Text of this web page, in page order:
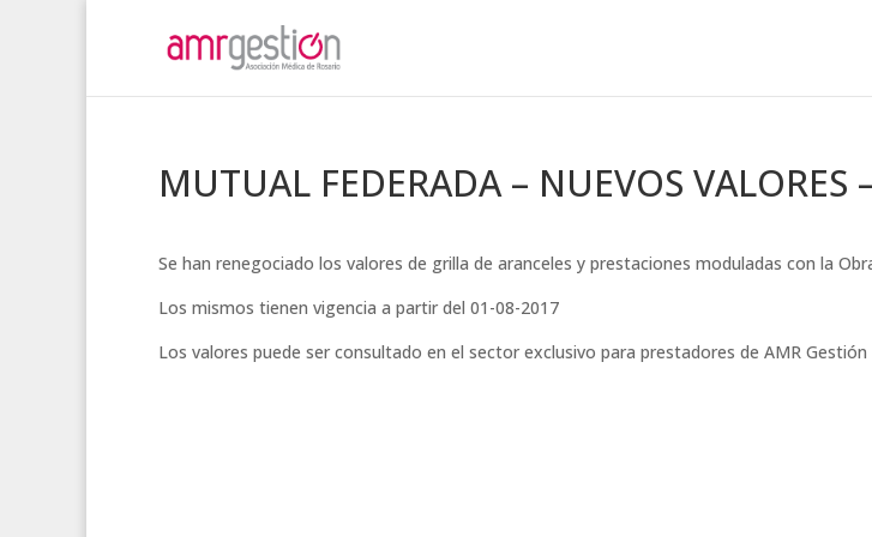
MUTUAL FEDERADA – NUEVOS VALORES
Se han renegociado los valores de grilla de aranceles y prestaciones moduladas con la
Los mismos tienen vigencia a partir del 01-08-2017
Los valores puede ser consultado en el sector exclusivo para prestadores de AMR Gestión